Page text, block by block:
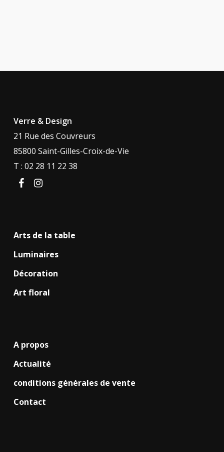
Verre & Design
21 Rue des Couvreurs
85800 Saint-Gilles-Croix-de-Vie
T : 02 28 11 22 38
facebookinstagram
Arts de la table
Luminaires
Décoration
Art floral
A propos
Actualité
conditions générales de vente
Contact